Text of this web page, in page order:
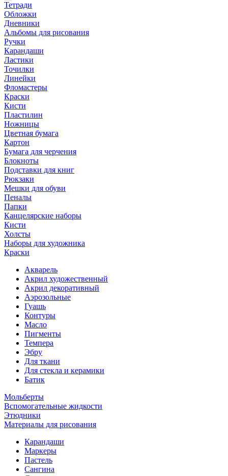
Тетради
Обложки
Дневники
Альбомы для рисования
Ручки
Карандаши
Ластики
Точилки
Линейки
Фломастеры
Краски
Кисти
Пластилин
Ножницы
Цветная бумага
Картон
Бумага для черчения
Блокноты
Подставки для книг
Рюкзаки
Мешки для обуви
Пеналы
Папки
Канцелярские наборы
Кисти
Холсты
Наборы для художника
Краски
Акварель
Акрил художественный
Акрил декоративный
Аэрозольные
Гуашь
Контуры
Масло
Пигменты
Темпера
Эбру
Для ткани
Для стекла и керамики
Батик
Мольберты
Вспомогательные жидкости
Этюдники
Материалы для рисования
Карандаши
Маркеры
Пастель
Сангина